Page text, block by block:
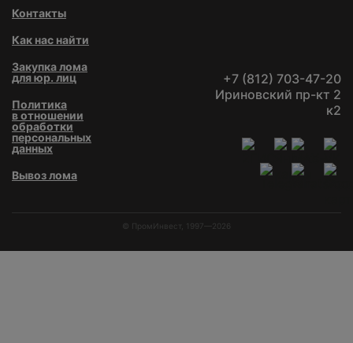
Контакты
Как нас найти
Закупка лома
для юр. лиц
Политика
в отношении
обработки
персональных
данных
Вывоз лома
+7 (812) 703-47-20
Ириновский пр-кт 2
к2
© ПромИнвест, 1997—2026